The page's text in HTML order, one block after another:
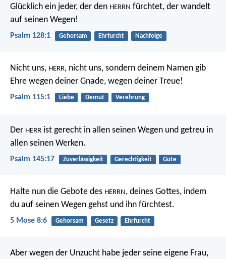
Glücklich ein jeder, der den HERRN fürchtet, der wandelt
auf seinen Wegen!
Psalm 128:1 Gehorsam Ehrfurcht Nachfolge
Nicht uns, HERR, nicht uns, sondern deinem Namen gib
Ehre wegen deiner Gnade, wegen deiner Treue!
Psalm 115:1 Liebe Demut Verehrung
Der HERR ist gerecht in allen seinen Wegen und getreu in
allen seinen Werken.
Psalm 145:17 Zuverlässigkeit Gerechtigkeit Güte
Halte nun die Gebote des HERRN , deines Gottes, indem
du auf seinen Wegen gehst und ihn fürchtest.
5 Mose 8:6 Gehorsam Gesetz Ehrfurcht
Aber wegen der Unzucht habe jeder seine eigene Frau,